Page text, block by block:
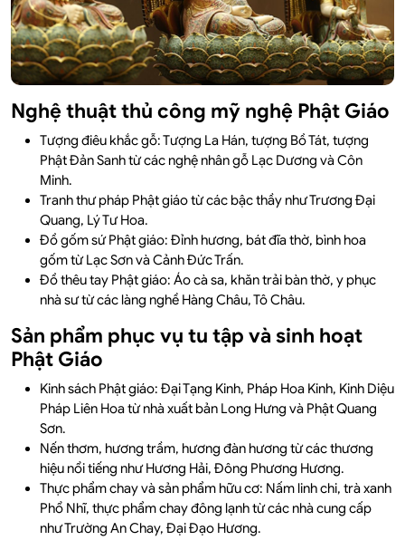
Nghệ thuật thủ công mỹ nghệ Phật Giáo
Tượng điêu khắc gỗ: Tượng La Hán, tượng Bồ Tát, tượng
Phật Đản Sanh từ các nghệ nhân gỗ Lạc Dương và Côn
Minh.
Tranh thư pháp Phật giáo từ các bậc thầy như Trương Đại
Quang, Lý Tư Hoa.
Đồ gốm sứ Phật giáo: Đỉnh hương, bát đĩa thờ, bình hoa
gốm từ Lạc Sơn và Cảnh Đức Trấn.
Đồ thêu tay Phật giáo: Áo cà sa, khăn trải bàn thờ, y phục
nhà sư từ các làng nghề Hàng Châu, Tô Châu.
Sản phẩm phục vụ tu tập và sinh hoạt
Phật Giáo
Kinh sách Phật giáo: Đại Tạng Kinh, Pháp Hoa Kinh, Kinh Diệu
Pháp Liên Hoa từ nhà xuất bản Long Hưng và Phật Quang
Sơn.
Nến thơm, hương trầm, hương đàn hương từ các thương
hiệu nổi tiếng như Hương Hải, Đông Phương Hương.
Thực phẩm chay và sản phẩm hữu cơ: Nấm linh chi, trà xanh
Phổ Nhĩ, thực phẩm chay đông lạnh từ các nhà cung cấp
như Trường An Chay, Đại Đạo Hương.